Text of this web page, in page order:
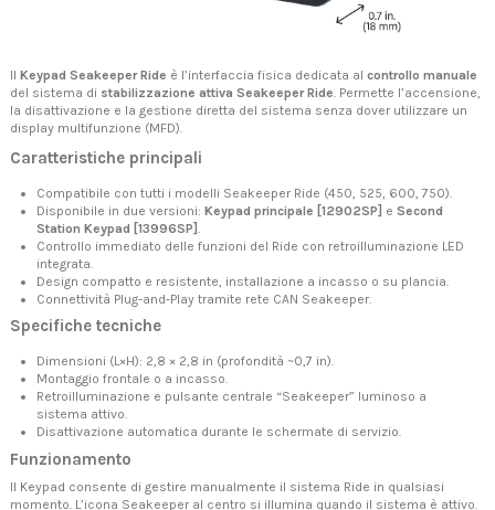
Il Keypad Seakeeper Ride è l’interfaccia fisica dedicata al controllo manuale
del sistema di stabilizzazione attiva Seakeeper Ride. Permette l’accensione,
la disattivazione e la gestione diretta del sistema senza dover utilizzare un
display multifunzione (MFD).
Caratteristiche principali
Compatibile con tutti i modelli Seakeeper Ride (450, 525, 600, 750).
Disponibile in due versioni: Keypad principale [12902SP] e Second
Station Keypad [13996SP] .
Controllo immediato delle funzioni del Ride con retroilluminazione LED
integrata.
Design compatto e resistente, installazione a incasso o su plancia.
Connettività Plug-and-Play tramite rete CAN Seakeeper.
Specifiche tecniche
Dimensioni (L×H): 2,8 × 2,8 in (profondità ~0,7 in).
Montaggio frontale o a incasso.
Retroilluminazione e pulsante centrale “Seakeeper” luminoso a
sistema attivo.
Disattivazione automatica durante le schermate di servizio.
Funzionamento
Il Keypad consente di gestire manualmente il sistema Ride in qualsiasi
momento. L’icona Seakeeper al centro si illumina quando il sistema è attivo.